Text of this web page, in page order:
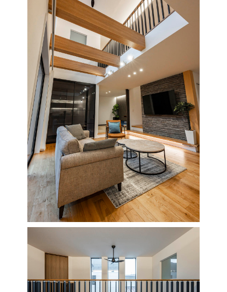
福島
石川
福井
千葉
茨城
栃木
群馬
静岡
三重
京都
兵庫
奈良
滋賀
和歌山
岡山
香川
愛媛
鳥取
島根
広島
山口
徳島
高知
九州
福岡
佐賀
熊本
大分
宮崎
鹿児島
長崎
沖縄
分譲マンション
※現住所のある都道府県以外の建築予定地の方でも
現住所の有るお近
くの展示場又は店舗にお問合せください。
移住の計画の方もご相談対
応します。お気軽にご相談ください。
福島県
郡山
福島
いわき
会津
石川県
金沢
福井県
福井
埼玉県
埼玉
所沢
千葉県
千葉
柏
茨城県
水戸
栃木県
宇都宮
小山
群馬県
群馬
伊勢崎
静岡県
静岡
浜松
三重県
四日市
京都府
京都
兵庫県
姫路
奈良県
奈良
岡山県
岡山
香川県
高松
愛媛県
松山
九州
福岡県
福岡
佐賀県
佐賀
熊本県
熊本
大分県
大分
宮崎県
宮崎
鹿児島県
鹿児島